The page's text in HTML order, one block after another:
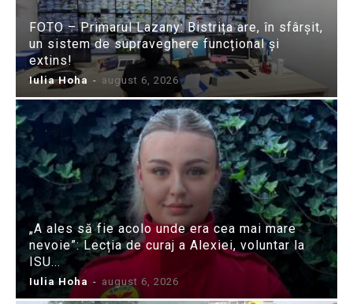
FOTO – Primarul Lazany: Bistrița are, în sfârșit,
un sistem de supraveghere funcțional și
extins!
Iulia Hoha - august 6, 2026
„A ales să fie acolo unde era cea mai mare
nevoie”: Lecția de curaj a Alexiei, voluntar la
ISU...
Iulia Hoha - august 6, 2026